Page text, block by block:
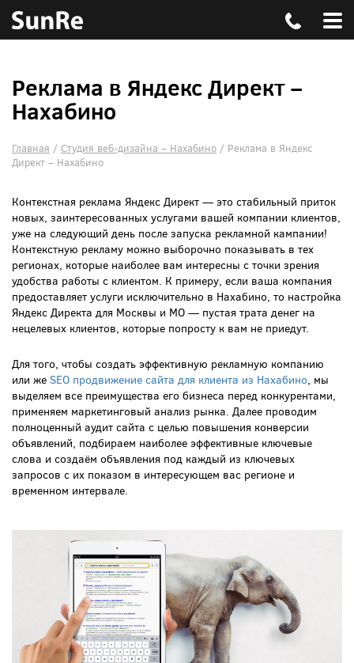
Реклама в Яндекс Директ –
Нахабино
Главная / Студия веб-дизайна – Нахабино / Реклама в Яндекс
Директ – Нахабино
Контекстная реклама Яндекс Директ — это стабильный приток
новых, заинтересованных услугами вашей компании клиентов,
уже на следующий день после запуска рекламной кампании!
Контекстную рекламу можно выборочно показывать в тех
регионах, которые наиболее вам интересны с точки зрения
удобства работы с клиентом. К примеру, если ваша компания
предоставляет услуги исключительно в Нахабино, то настройка
Яндекс Директа для Москвы и МО — пустая трата денег на
нецелевых клиентов, которые попросту к вам не приедут.
Для того, чтобы создать эффективную рекламную компанию
или же SEO продвижение сайта для клиента из Нахабино, мы
выделяем все преимущества его бизнеса перед конкурентами,
применяем маркетинговый анализ рынка. Далее проводим
полноценный аудит сайта с целью повышения конверсии
объявлений, подбираем наиболее эффективные ключевые
слова и создаём объявления под каждый из ключевых
запросов с их показом в интересующем вас регионе и
временном интервале.